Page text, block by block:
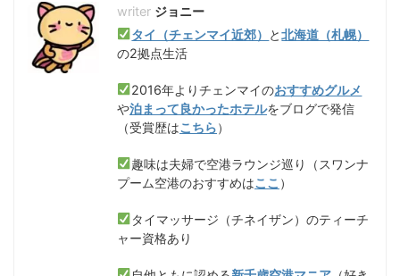
ジョニー
タイ（チェンマイ近郊） と北海道（札幌）
の2拠点生活
2016年よりチェンマイのおすすめグルメ
や泊まって良かったホテルをブログで発信
（受賞歴はこちら）
趣味は夫婦で空港ラウンジ巡り（スワンナ
プーム空港のおすすめはここ ）
タイマッサージ（チネイザン）のティーチ
ャー資格あり